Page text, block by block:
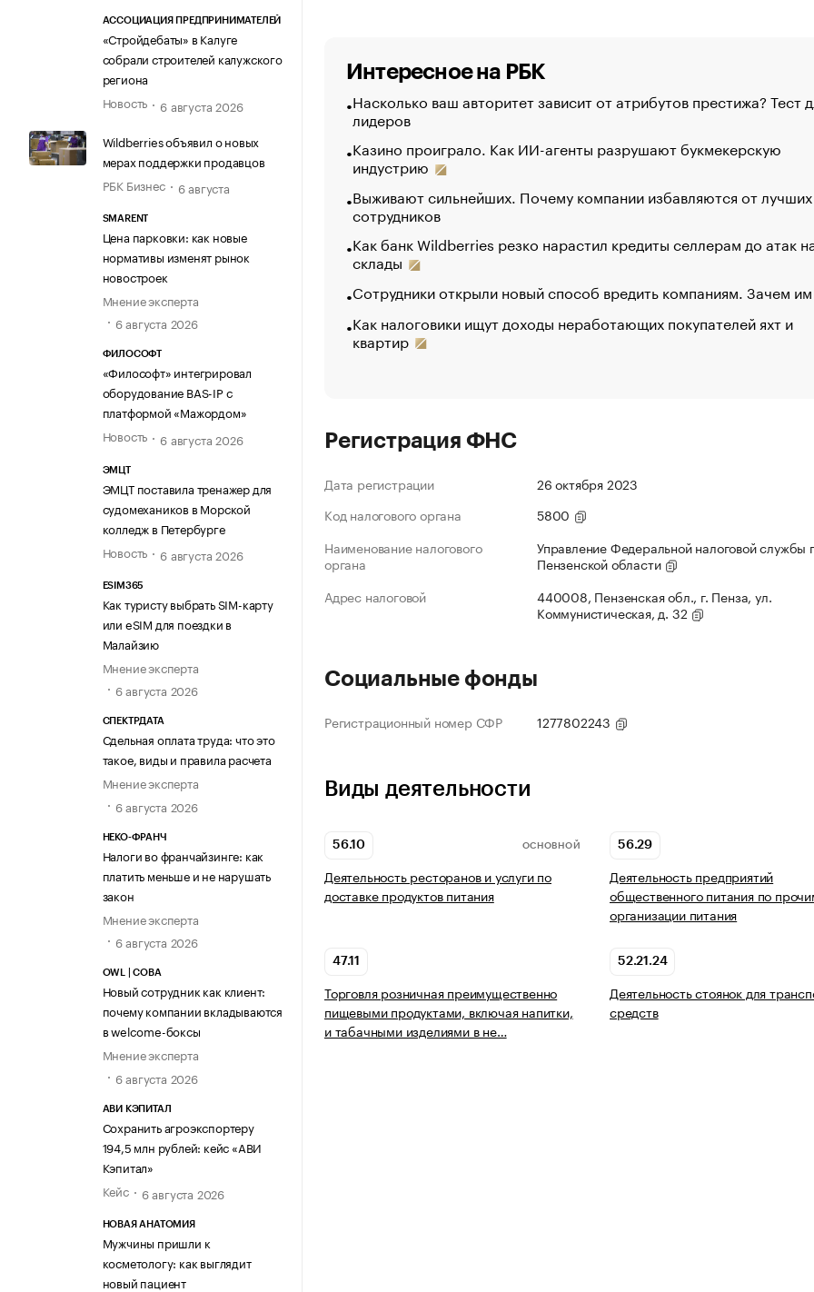
АССОЦИАЦИЯ ПРЕДПРИНИМАТЕЛЕЙ
«Стройдебаты» в Калуге
собрали строителей калужского
региона
Новость
6 августа 2026
Wildberries объявил о новых
мерах поддержки продавцов
РБК Бизнес
6 августа
SMARENT
Цена парковки: как новые
нормативы изменят рынок
новостроек
Мнение эксперта
6 августа 2026
ФИЛОСОФТ
«Философт» интегрировал
оборудование BAS-IP с
платформой «Мажордом»
Новость
6 августа 2026
ЭМЦТ
ЭМЦТ поставила тренажер для
судомехаников в Морской
колледж в Петербурге
Новость
6 августа 2026
ESIM365
Как туристу выбрать SIM-карту
или eSIM для поездки в
Малайзию
Мнение эксперта
6 августа 2026
СПЕКТРДАТА
Сдельная оплата труда: что это
такое, виды и правила расчета
Мнение эксперта
6 августа 2026
НЕКО-ФРАНЧ
Налоги во франчайзинге: как
платить меньше и не нарушать
закон
Мнение эксперта
6 августа 2026
OWL | СОВА
Новый сотрудник как клиент:
почему компании вкладываются
в welcome-боксы
Мнение эксперта
6 августа 2026
АВИ КЭПИТАЛ
Сохранить агроэкспортеру
194,5 млн рублей: кейс «АВИ
Кэпитал»
Кейс
6 августа 2026
НОВАЯ АНАТОМИЯ
Мужчины пришли к
косметологу: как выглядит
новый пациент
Интересное на РБК
Насколько ваш авторитет зависит от атрибутов престижа? Тест
лидеров
Казино проиграло. Как ИИ-агенты разрушают букмекерскую
индустрию
Выживают сильнейших. Почему компании избавляются от лучших
сотрудников
Как банк Wildberries резко нарастил кредиты селлерам до атак
склады
Сотрудники открыли новый способ вредить компаниям. Зачем
Как налоговики ищут доходы неработающих покупателей яхт и
квартир
Регистрация ФНС
Дата регистрации
26 октября 2023
Код налогового органа
5800
Наименование налогового
органа
Управление Федеральной налоговой службы
Пензенской области
Адрес налоговой
440008, Пензенская обл., г. Пенза, ул.
Коммунистическая, д. 32
Социальные фонды
Регистрационный номер СФР 1277802243
Виды деятельности
56.10 ОСНОВНОЙ
Деятельность ресторанов и услуги по
доставке продуктов питания
56.29
Деятельность предприятий
общественного питания по
организации питания
47.11
Торговля розничная преимущественно
пищевыми продуктами, включая напитки,
и табачными изделиями в не…
52.21.24
Деятельность стоянок для
средств